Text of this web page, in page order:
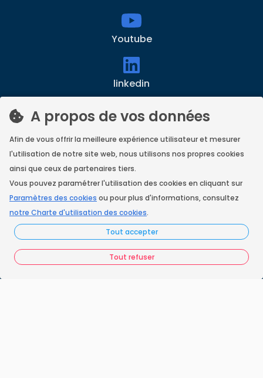
A propos de vos données
Afin de vous offrir la meilleure expérience utilisateur et mesurer
l'utilisation de notre site web, nous utilisons nos propres cookies
ainsi que ceux de partenaires tiers.
Vous pouvez paramétrer l'utilisation des cookies en cliquant sur
Paramètres des cookies ou pour plus d'informations, consultez
notre Charte d'utilisation des cookies.
Tout accepter
Tout refuser
Youtube
linkedin
Instagram
Accueil
Nos engagements
Vos questions